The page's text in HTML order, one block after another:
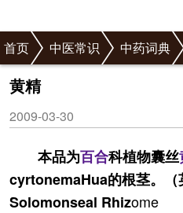
首页 中医常识 中药词典
黄精
2009-03-30
本品为百合科植物囊丝
cyrtonemaHua的根茎。
Solomonseal Rhizome